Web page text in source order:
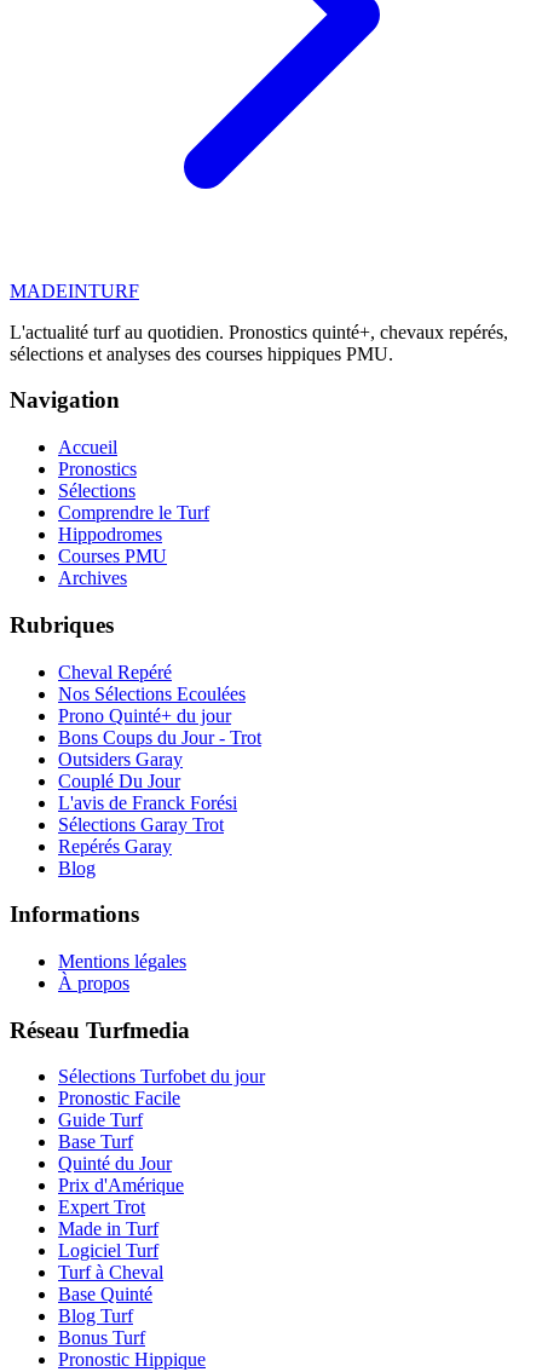
MADEINTURF
L'actualité turf au quotidien. Pronostics quinté+, chevaux repérés,
sélections et analyses des courses hippiques PMU.
Navigation
Accueil
Pronostics
Sélections
Comprendre le Turf
Hippodromes
Courses PMU
Archives
Rubriques
Cheval Repéré
Nos Sélections Ecoulées
Prono Quinté+ du jour
Bons Coups du Jour - Trot
Outsiders Garay
Couplé Du Jour
L'avis de Franck Forési
Sélections Garay Trot
Repérés Garay
Blog
Informations
Mentions légales
À propos
Réseau Turfmedia
Sélections Turfobet du jour
Pronostic Facile
Guide Turf
Base Turf
Quinté du Jour
Prix d'Amérique
Expert Trot
Made in Turf
Logiciel Turf
Turf à Cheval
Base Quinté
Blog Turf
Bonus Turf
Pronostic Hippique